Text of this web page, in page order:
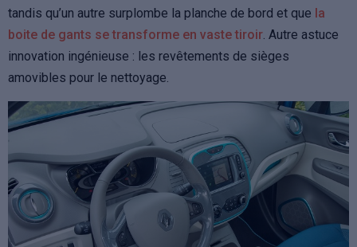
tandis qu’un autre surplombe la planche de bord et que la
boite de gants se transforme en vaste tiroir . Autre astuce
innovation ingénieuse : les revêtements de sièges
amovibles pour le nettoyage.